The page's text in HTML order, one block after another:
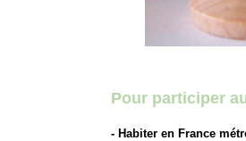
Pour participer
- Habiter en France